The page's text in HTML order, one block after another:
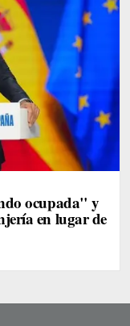
ocupada" y
en lugar de